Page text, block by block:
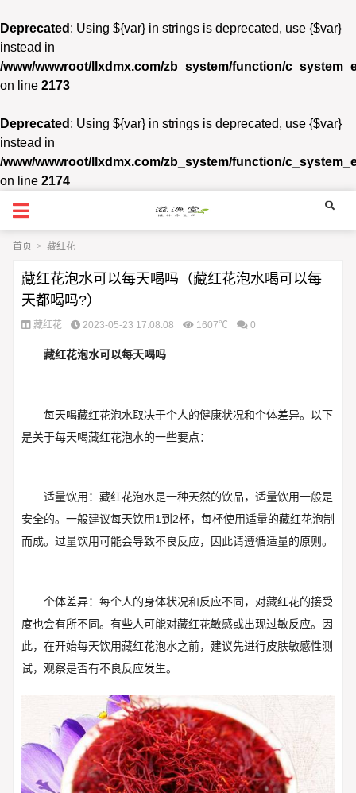
Deprecated : Using ${var} in strings is deprecated, use {$var}
instead in
/www/wwwroot/llxdmx.com/zb_system/function/
on line 2173
Deprecated : Using ${var} in strings is deprecated, use {$var}
instead in
/www/wwwroot/llxdmx.com/zb_system/function/
on line 2174
首页 > 藏红花
藏红花泡水可以每天喝吗（藏红花泡水喝可以每
天都喝吗?）
藏红花 2023-05-23 17:08:08 1607℃ 0
藏红花泡水可以每天喝吗
每天喝藏红花泡水取决于个人的健康状况和个体差异。以下
是关于每天喝藏红花泡水的一些要点：
适量饮用：藏红花泡水是一种天然的饮品，适量饮用一般是
安全的。一般建议每天饮用1到2杯，每杯使用适量的藏红花泡制
而成。过量饮用可能会导致不良反应，因此请遵循适量的原则。
个体差异：每个人的身体状况和反应不同，对藏红花的接受
度也会有所不同。有些人可能对藏红花敏感或出现过敏反应。因
此，在开始每天饮用藏红花泡水之前，建议先进行皮肤敏感性测
试，观察是否有不良反应发生。